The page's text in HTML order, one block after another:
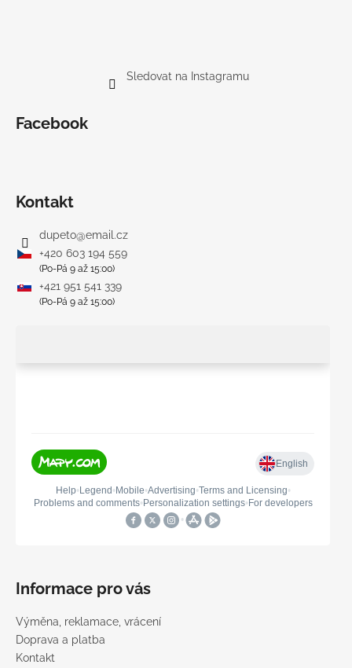
Sledovat na Instagramu
Facebook
Kontakt
dupeto@email.cz
+420 603 194 559
(Po-Pá 9 až 15:00)
+421 951 541 339
(Po-Pá 9 až 15:00)
Informace pro vás
Výměna, reklamace, vrácení
Doprava a platba
Kontakt